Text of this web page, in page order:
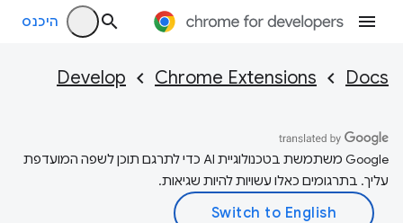
היכנס
Docs
Chrome Extensions
Develop
‫Google משתמשת בטכנולוגיית AI כדי לתרגם תוכן לשפה המועדפת
עליך. בתרגומים כאלו עשויות להיות שגיאות.